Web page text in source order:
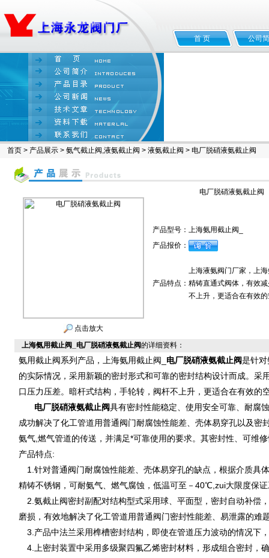
首 页 公司
首页 > 产品展示 > 氨气截止阀,液氨截止阀 > 液氨截止阀 > 电厂脱硝液氨截止阀
电厂脱硝液氨截止阀
点击放大
产品型号： 上海氨用截止阀_
产品报价：
产品特点：
上海液氨阀门厂家，上
精铸直通式阀体，有效
不上升，更适合在有效
上海氨用截止阀_电厂脱硝液氨截止阀的详细资料：
氨用截止阀系列产品，上海氨用截止阀_ 电厂脱硝液氨截止阀是针
的实际情况，采用新颖的密封形式和可靠的密封结构设计而成。采
口压力压差。暗杆式结构，手轮转，阀杆不上升，更适合在有效的
电厂脱硝液氨截止阀具有密封性能稳定、使用安全可靠、耐腐
成功解决了化工管道用普通阀门耐腐蚀性能差、壳体易穿孔以及密
氨气,燃气管道的传送，并满足*可靠使用的要求。其密封性、可维
产品特点:
1.针对普通阀门耐腐蚀性能差、壳体易穿孔的缺点，根据介质具
精铸不锈钢，可耐氨气、燃气腐蚀，低温可至－40℃,zui大限度保
2.氨截止阀密封副配对结构型式采用球、平面型，密封自动补偿
磨损，有效地解决了化工管道用普通阀门密封性能差、易泄露的难
3.产品中法兰采用榫槽密封结构，即使在管道压力波动的情况下
4.上密封装置中采用多级聚四氟乙烯密封材料，形成组合密封，